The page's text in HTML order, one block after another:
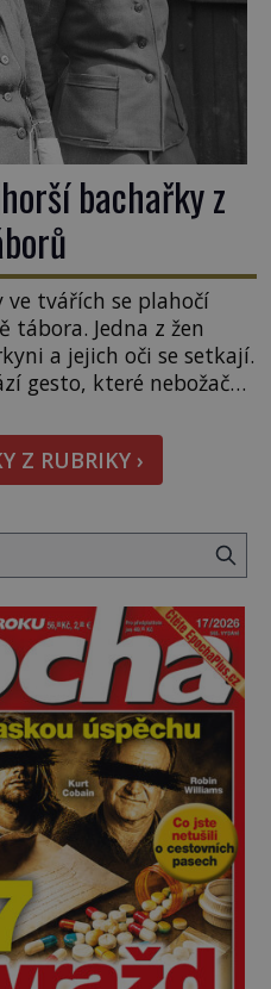
bachařky z
ve tvářích se plahočí
tábora. Jedna z žen
a jejich oči se setkají.
gesto, které nebožačku
Mengele (1911–
zná každý,
Jenže […]
Z RUBRIKY ›